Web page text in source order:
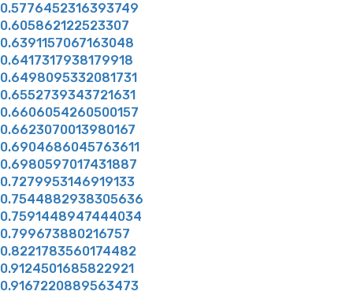
0.5776452316393749
0.605862122523307
0.6391157067163048
0.6417317938179918
0.6498095332081731
0.6552739343721631
0.6606054260500157
0.6623070013980167
0.6904686045763611
0.6980597017431887
0.7279953146919133
0.7544882938305636
0.7591448947444034
0.799673880216757
0.8221783560174482
0.9124501685822921
0.9167220889563473